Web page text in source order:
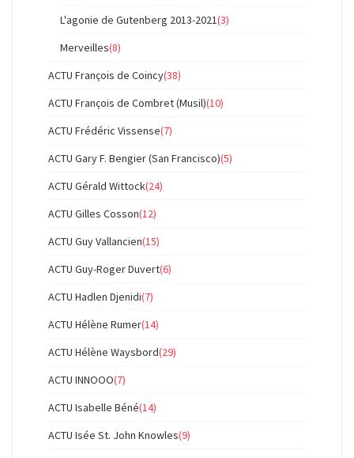
L'agonie de Gutenberg 2013-2021(3)
Merveilles(8)
ACTU François de Coincy(38)
ACTU François de Combret (Musil)(10)
ACTU Frédéric Vissense(7)
ACTU Gary F. Bengier (San Francisco)(5)
ACTU Gérald Wittock(24)
ACTU Gilles Cosson(12)
ACTU Guy Vallancien(15)
ACTU Guy-Roger Duvert(6)
ACTU Hadlen Djenidi(7)
ACTU Hélène Rumer(14)
ACTU Hélène Waysbord(29)
ACTU INNOOO(7)
ACTU Isabelle Béné(14)
ACTU Isée St. John Knowles(9)